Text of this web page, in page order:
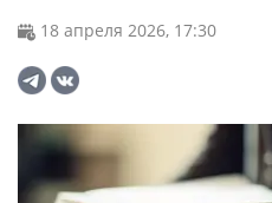
18 апреля 2026, 17:30